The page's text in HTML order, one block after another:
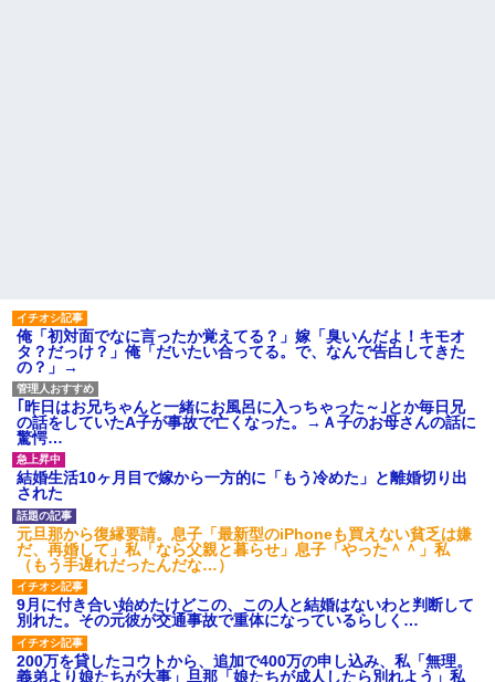
んな田舎で刺青バレたら面倒...
家に職場の女性A子と写った写
真(外回り中や出張中のもの)が送
られ、嫁に「浮気してない？」
と確認されたが事実無根だった
ので全否定→嫁が親戚の探...
ハードオフに売っていた4万
4000円のフィギュアがヤバすぎ
るｗｗｗｗｗｗ「こんな高い
の？ｗｗ」「逆に超安い」
私「ちょっと、人の家の金庫
触らないでよ！」キチママ『そ
こに金庫があったから、開けて
みようとしただけ☆』義兄「泥
は出てけ！二度と来るな！」結
果・・・
私「初めて飲む味だけどなん
のお茶？」彼「ちっ！」私「」
【GIF】JSのカンチョーワロ
タ
後続車にクラクションを鳴ら
が多い、バランスが悪い」と酷
評してたトメ。命名式に娘を抱
いっきらーい」
座高がすごく高いので、カフ
主な税金の成り立ちを調べて
俺「初対面でなに言ったか覚えてる？」嫁「臭いんだよ！キモオ
タ？だっけ？」俺「だいたい合ってる。で、なんで告白してきた
の？」→
｢昨日はお兄ちゃんと一緒にお風呂に入っちゃった～｣とか毎日兄
の話をしていたA子が事故で亡くなった。→Ａ子のお母さんの話に
驚愕…
結婚生活10ヶ月目で嫁から一方的に「もう冷めた」と離婚切り出
された
元旦那から復縁要請。息子「最新型のiPhoneも買えない貧乏は嫌
だ、再婚して」私「なら父親と暮らせ」息子「やった＾＾」私
（もう手遅れだったんだな…）
9月に付き合い始めたけどこの、この人と結婚はないわと判断して
別れた。その元彼が交通事故で重体になっているらしく…
200万を貸したコウトから、追加で400万の申し込み、私「無理。
義弟より娘たちが大事」旦那「娘たちが成人したら別れよう」私